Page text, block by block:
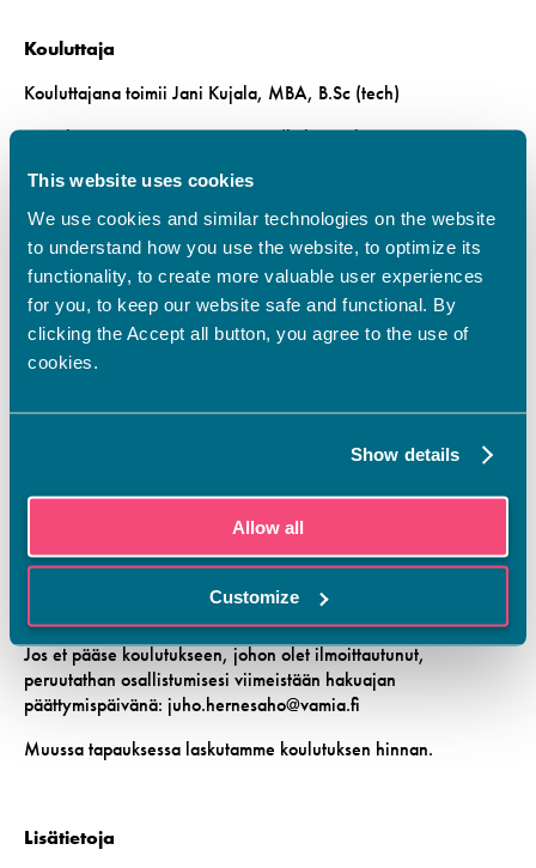
This website uses cookies
We use cookies and similar technologies on the website
to understand how you use the website, to optimize its
functionality, to create more valuable user experiences
for you, to keep our website safe and functional. By
clicking the Accept all button, you agree to the use of
cookies.
Show details
Allow all
Customize
Kouluttaja
Kouluttajana toimii Jani Kujala, MBA, B.Sc (tech)
Kokemusta tuotannosta >20 v: (kehitysjohtaja,
Käytännön Lean kokemusta lähes 20 vuotta
Projektijohtaminen, laatujohtaminen, prosessien
standardointi, valmistettavuus, yritysvastuullisuus
Strategiatyön johtaminen, OKR, OGSM, MWB
Vahva tekninen osaaminen ja teknisten alojen
toimialatuntemus
Vuoden Lean teko palkinto: 1. sija vuosi 2020
kouluttajan jakamat oppimateriaalit koulutuksen jälkeen ja
Jos et pääse koulutukseen, johon olet ilmoittautunut,
peruutathan osallistumisesi viimeistään hakuajan
päättymispäivänä: juho.hernesaho@vamia.fi
Muussa tapauksessa laskutamme koulutuksen hinnan.
Lisätietoja